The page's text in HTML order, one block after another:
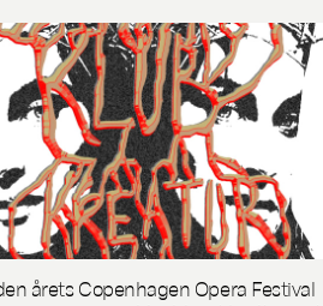
årets Copenhagen Opera Festival